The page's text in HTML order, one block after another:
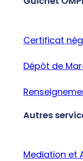
Certificat
Dépôt de
Autres
Mediation et